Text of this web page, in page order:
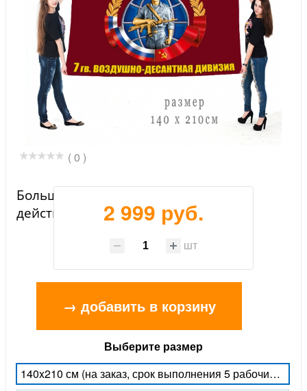
( 0 )
Большой флаг ветеранов боевых
действий 7 гвардейской ВДД
2 999 руб.
шт
→ добавить в корзину
Выберите размер
140x210 см (на заказ, срок выполнения 5 рабочих дней)